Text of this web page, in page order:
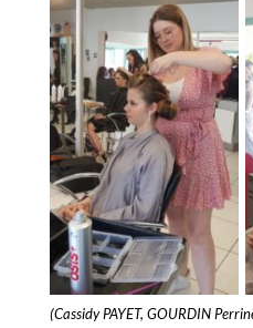
(Cassidy PAYET, GOURDIN